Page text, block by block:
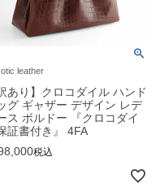
leather
あり】クロコダイル ハンド
グ ギャザー デザイン レデ
ス ボルドー 『クロコダイ
証書付き』 4FA
税込